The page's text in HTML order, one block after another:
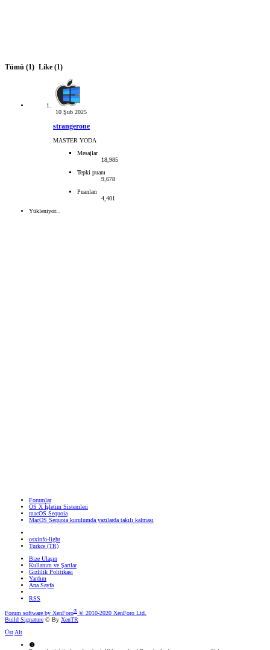
Tümü (1) Like (1)
10 Şub 2025
strangerone
MASTER YODA
Mesajlar
18,985
Tepki puanı
9,678
Puanları
4,401
Yükleniyor...
Forumlar
OS X İşletim Sistemleri
macOS Sequoia
MacOS Sequoia kurulumda yazılarda takılı kalması
osxinfo-light
Turkce (TR)
Bize Ulaşın
Kullanım ve Şartlar
Gizlilik Politikası
Yardım
Ana Sayfa
RSS
Forum software by XenForo® © 2010-2020 XenForo Ltd.
Build Signature © By XenTR
Üst Alt